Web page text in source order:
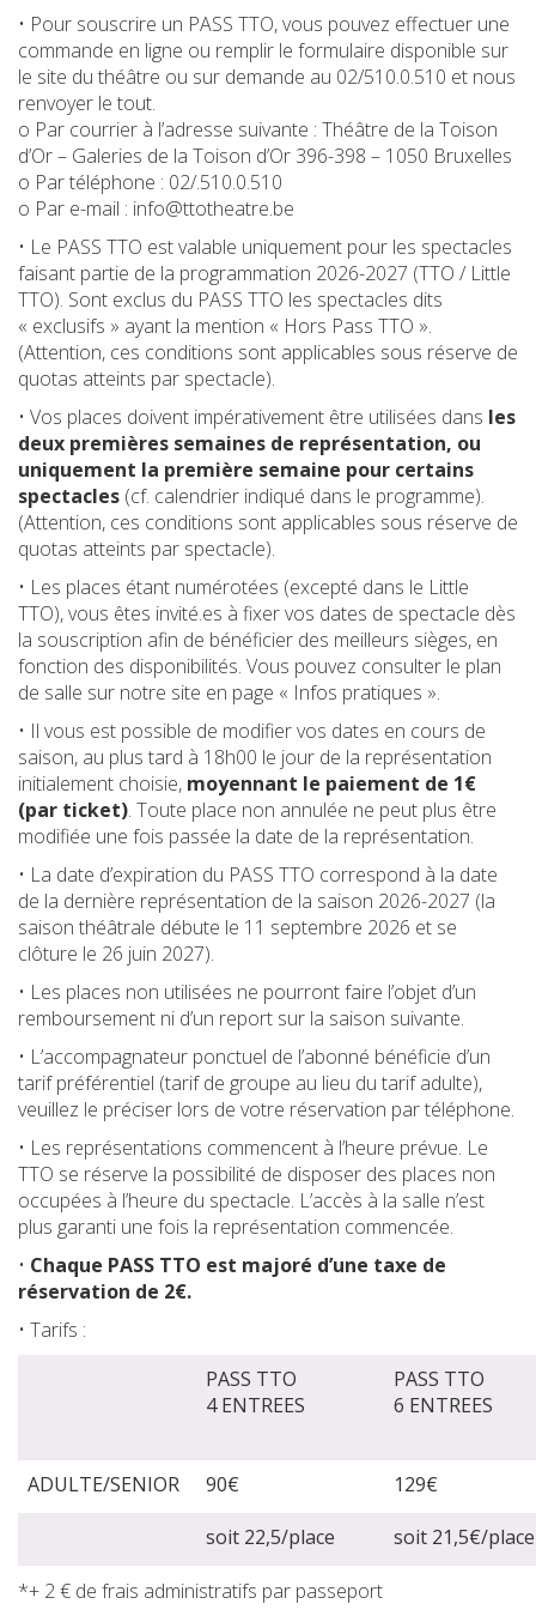
• Pour souscrire un PASS TTO, vous pouvez effectuer une
commande en ligne ou remplir le formulaire disponible sur
le site du théâtre ou sur demande au 02/510.0.510 et nous
renvoyer le tout.
o Par courrier à l’adresse suivante : Théâtre de la Toison
d’Or – Galeries de la Toison d’Or 396-398 – 1050 Bruxelles
o Par téléphone : 02/.510.0.510
o Par e-mail : info@ttotheatre.be
• Le PASS TTO est valable uniquement pour les spectacles
faisant partie de la programmation 2026-2027 (TTO / Little
TTO). Sont exclus du PASS TTO les spectacles dits
« exclusifs » ayant la mention « Hors Pass TTO ».
(Attention, ces conditions sont applicables sous réserve de
quotas atteints par spectacle).
• Vos places doivent impérativement être utilisées dans les
deux premières semaines de représentation, ou
uniquement la première semaine pour certains
spectacles (cf. calendrier indiqué dans le programme).
(Attention, ces conditions sont applicables sous réserve de
quotas atteints par spectacle).
• Les places étant numérotées (excepté dans le Little
TTO), vous êtes invité.es à fixer vos dates de spectacle dès
la souscription afin de bénéficier des meilleurs sièges, en
fonction des disponibilités. Vous pouvez consulter le plan
de salle sur notre site en page « Infos pratiques ».
• Il vous est possible de modifier vos dates en cours de
saison, au plus tard à 18h00 le jour de la représentation
initialement choisie, moyennant le paiement de 1€
(par ticket). Toute place non annulée ne peut plus être
modifiée une fois passée la date de la représentation.
• La date d’expiration du PASS TTO correspond à la date
de la dernière représentation de la saison 2026-2027 (la
saison théâtrale débute le 11 septembre 2026 et se
clôture le 26 juin 2027).
• Les places non utilisées ne pourront faire l’objet d’un
remboursement ni d’un report sur la saison suivante.
• L’accompagnateur ponctuel de l’abonné bénéficie d’un
tarif préférentiel (tarif de groupe au lieu du tarif adulte),
veuillez le préciser lors de votre réservation par téléphone.
• Les représentations commencent à l’heure prévue. Le
TTO se réserve la possibilité de disposer des places non
occupées à l’heure du spectacle. L’accès à la salle n’est
plus garanti une fois la représentation commencée.
• Chaque PASS TTO est majoré d’une taxe de
réservation de 2€.
• Tarifs :
PASS TTO
4 ENTREES
PASS TTO
6 ENTREES
ADULTE/SENIOR 90€
129€
soit 22,5/place
soit 21,5€/place
*+ 2 € de frais administratifs par passeport